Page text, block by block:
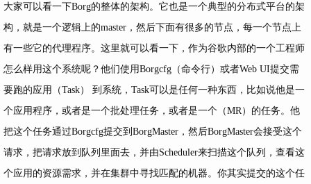
大家可以看一下Borg的整体的架构。它也是一个典型的分布式平台的架
构，就是一个逻辑上的master，然后下面有很多的节点，每一个节点上
有一些它的代理程序。这里就可以看一下，作为谷歌内部的一个工程师
怎么样用这个系统呢？他们使用Borgcfg（命令行）或者Web UI提交需
要跑的应用（Task） 到系统，Task可以是任何一种东西，比如说他是一
个应用程序，或者是一个批处理任务，或者是一个（MR）的任务。他
把这个任务通过Borgcfg提交到BorgMaster，然后BorgMaster会接受这个
请求，把请求放到队列里面去，并由Scheduler来扫描这个队列，查看这
个应用的资源需求，并在集群中寻找匹配的机器。你其实提交的这个任